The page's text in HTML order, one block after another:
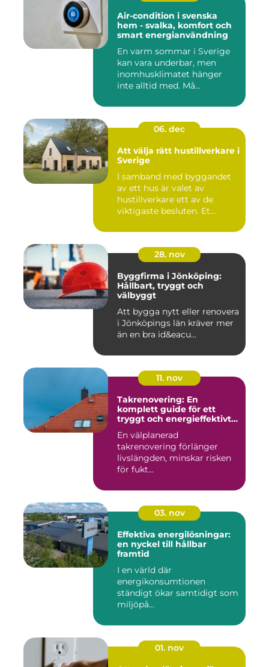
Air-condition i svenska
hem - svalka, komfort och
smart energianvändning
En varm sommar i Sverige
kan vara underbar, men
inomhusklimatet hänger
inte alltid med. Må...
06. dec
Att välja rätt hustillverkare i
Sverige
I samband med byggandet
av ett hus är valet av
hustillverkare ett av de
viktigaste besluten. Et...
28. nov
Byggfirma i Jönköping:
Hållbart, tryggt och
välbyggt
Att bygga nytt eller renovera
i Jönköpings län kräver mer
än en bra id&eacu...
11. nov
Takrenovering: En
komplett guide för ett
tryggt och energieffektivt
En välplanerad
takrenovering förlänger
livslängden, minskar risken
för fukt...
03. nov
Effektiva energilösningar:
en nyckel till hållbar
framtid
I en värld där
energikonsumtionen
ständigt ökar samtidigt som
miljöpå...
01. nov